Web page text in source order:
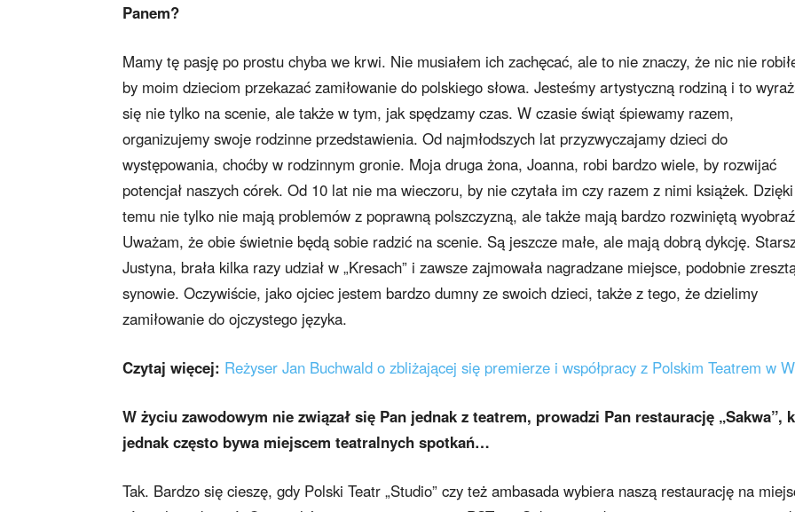
Panem?
Mamy tę pasję po prostu chyba we krwi. Nie musiałem ich zachęcać, ale to nie znaczy, że nic nie
by moim dzieciom przekazać zamiłowanie do polskiego słowa. Jesteśmy artystyczną rodziną i to
się nie tylko na scenie, ale także w tym, jak spędzamy czas. W czasie świąt śpiewamy razem,
organizujemy swoje rodzinne przedstawienia. Od najmłodszych lat przyzwyczajamy dzieci do
występowania, choćby w rodzinnym gronie. Moja druga żona, Joanna, robi bardzo wiele, by rozwijać
potencjał naszych córek. Od 10 lat nie ma wieczoru, by nie czytała im czy razem z nimi książek. Dzięki
temu nie tylko nie mają problemów z poprawną polszczyzną, ale także mają bardzo rozwiniętą
Uważam, że obie świetnie będą sobie radzić na scenie. Są jeszcze małe, ale mają dobrą dykcję.
Justyna, brała kilka razy udział w „Kresach” i zawsze zajmowała nagradzane miejsce, podobnie
synowie. Oczywiście, jako ojciec jestem bardzo dumny ze swoich dzieci, także z tego, że dzielimy
zamiłowanie do ojczystego języka.
Czytaj więcej: Reżyser Jan Buchwald o zbliżającej się premierze i współpracy z Polskim Teatrem w
W życiu zawodowym nie związał się Pan jednak z teatrem, prowadzi Pan restaurację „Sakwa”,
jednak często bywa miejscem teatralnych spotkań…
Tak. Bardzo się cieszę, gdy Polski Teatr „Studio” czy też ambasada wybiera naszą restaurację na